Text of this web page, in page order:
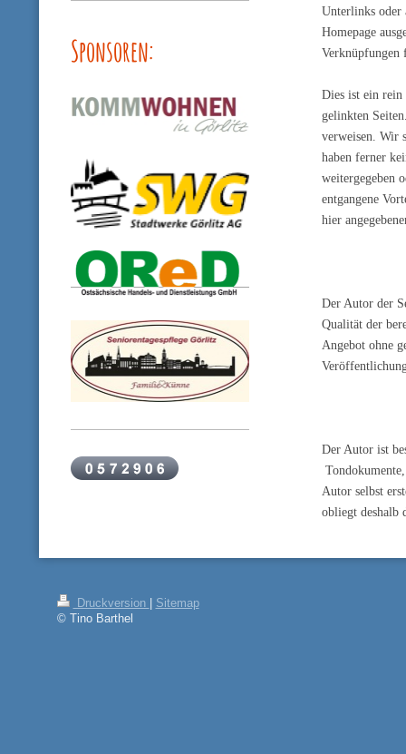
Unterlinks oder
Homepage
Verknüpfungen
Dies ist ein
gelinkten
verweisen. Wir
haben ferner
weitergegeben
entgangene
hier
Der Autor der
Qualität der
Angebot ohne
Der Autor ist
Autor selbst
obliegt deshalb
Sponsoren:
Druckversion
Sitemap
© Tino Barthel